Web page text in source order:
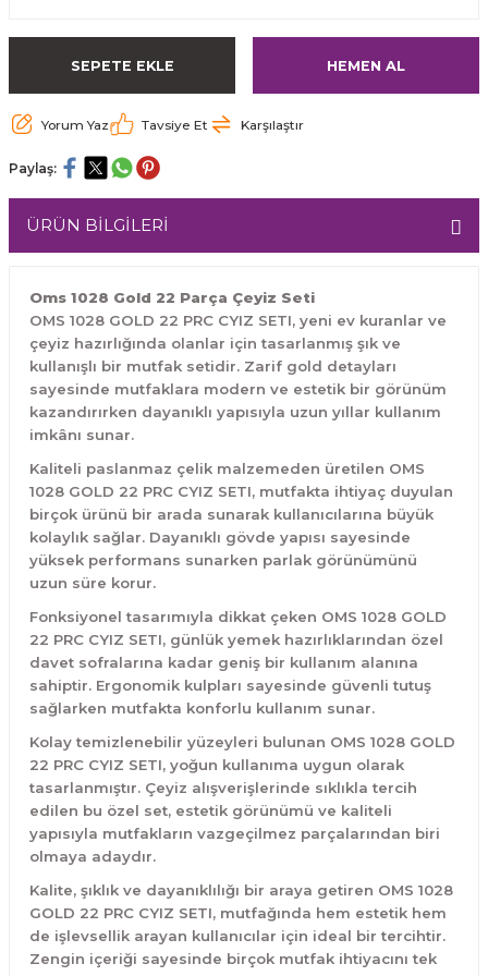
SEPETE EKLE HEMEN AL
Yorum Yaz Tavsiye Et Karşılaştır
Paylaş:
ÜRÜN BİLGİLERİ
Oms 1028 Gold 22 Parça Çeyiz Seti
OMS 1028 GOLD 22 PRC CYIZ SETI, yeni ev kuranlar ve
çeyiz hazırlığında olanlar için tasarlanmış şık ve
kullanışlı bir mutfak setidir. Zarif gold detayları
sayesinde mutfaklara modern ve estetik bir görünüm
kazandırırken dayanıklı yapısıyla uzun yıllar kullanım
imkânı sunar.
Kaliteli paslanmaz çelik malzemeden üretilen OMS
1028 GOLD 22 PRC CYIZ SETI, mutfakta ihtiyaç duyulan
birçok ürünü bir arada sunarak kullanıcılarına büyük
kolaylık sağlar. Dayanıklı gövde yapısı sayesinde
yüksek performans sunarken parlak görünümünü
uzun süre korur.
Fonksiyonel tasarımıyla dikkat çeken OMS 1028 GOLD
22 PRC CYIZ SETI, günlük yemek hazırlıklarından özel
davet sofralarına kadar geniş bir kullanım alanına
sahiptir. Ergonomik kulpları sayesinde güvenli tutuş
sağlarken mutfakta konforlu kullanım sunar.
Kolay temizlenebilir yüzeyleri bulunan OMS 1028 GOLD
22 PRC CYIZ SETI, yoğun kullanıma uygun olarak
tasarlanmıştır. Çeyiz alışverişlerinde sıklıkla tercih
edilen bu özel set, estetik görünümü ve kaliteli
yapısıyla mutfakların vazgeçilmez parçalarından biri
olmaya adaydır.
Kalite, şıklık ve dayanıklılığı bir araya getiren OMS 1028
GOLD 22 PRC CYIZ SETI, mutfağında hem estetik hem
de işlevsellik arayan kullanıcılar için ideal bir tercihtir.
Zengin içeriği sayesinde birçok mutfak ihtiyacını tek